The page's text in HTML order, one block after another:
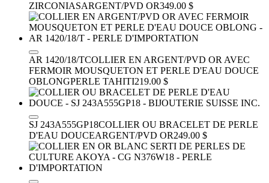
ZIRCONIASARGENT/PVD OR349.00 $
AR 1420/18/TCOLLIER EN ARGENT/PVD OR AVEC
FERMOIR MOUSQUETON ET PERLE D'EAU DOUCE
OBLONGPERLE TAHITI219.00 $
SJ 243A555GP18COLLIER OU BRACELET DE PERLE
D'EAU DOUCEARGENT/PVD OR249.00 $